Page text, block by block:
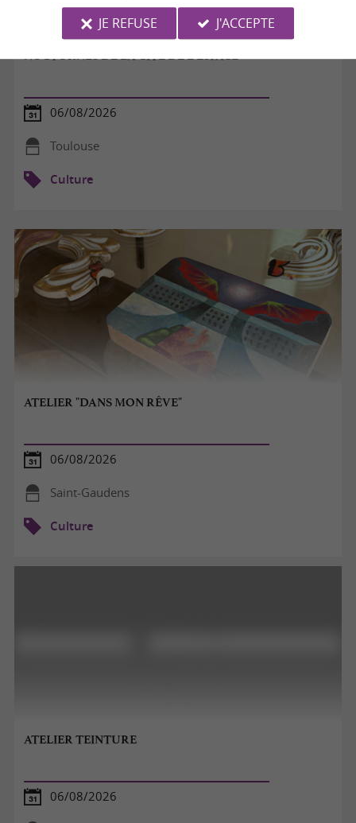
NOCTURNES DE LA CITÉ DE L'ESPACE
06/08/2026
Toulouse
Culture
ATELIER "DANS MON RÊVE"
06/08/2026
Saint-Gaudens
Culture
ATELIER TEINTURE
06/08/2026
JE REFUSE
J'ACCEPTE